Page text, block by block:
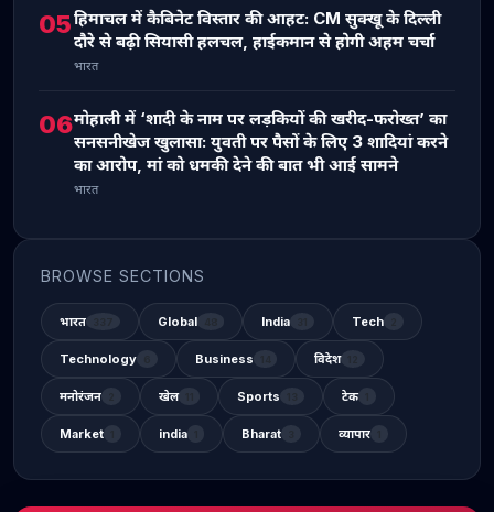
05हिमाचल में कैबिनेट विस्तार की आहट: CM सुक्खू के दिल्ली
दौरे से बढ़ी सियासी हलचल, हाईकमान से होगी अहम चर्चा
भारत
06मोहाली में ‘शादी के नाम पर लड़कियों की खरीद-फरोख्त’ का
सनसनीखेज खुलासा: युवती पर पैसों के लिए 3 शादियां करने
का आरोप, मां को धमकी देने की बात भी आई सामने
भारत
BROWSE SECTIONS
भारत Global India Tech
Technology Business विदेश
मनोरंजन खेल Sports टेक
Market india Bharat व्यापार